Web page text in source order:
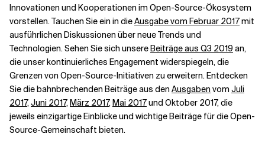
Innovationen und Kooperationen im Open-Source-Ökosystem
vorstellen. Tauchen Sie ein in dieAusgabe vom Februar 2017mit
ausführlichen Diskussionen über neue Trends und
Technologien. Sehen Sie sich unsereBeiträge aus Q3 2019 an,
die unser kontinuierliches Engagement widerspiegeln, die
Grenzen von Open-Source-Initiativen zu erweitern. Entdecken
Sie die bahnbrechenden Beiträge aus den Ausgaben vom Juli
2017,Juni 2017,März 2017,Mai 2017und Oktober 2017, die
jeweils einzigartige Einblicke und wichtige Beiträge für die Open-
Source-Gemeinschaft bieten.